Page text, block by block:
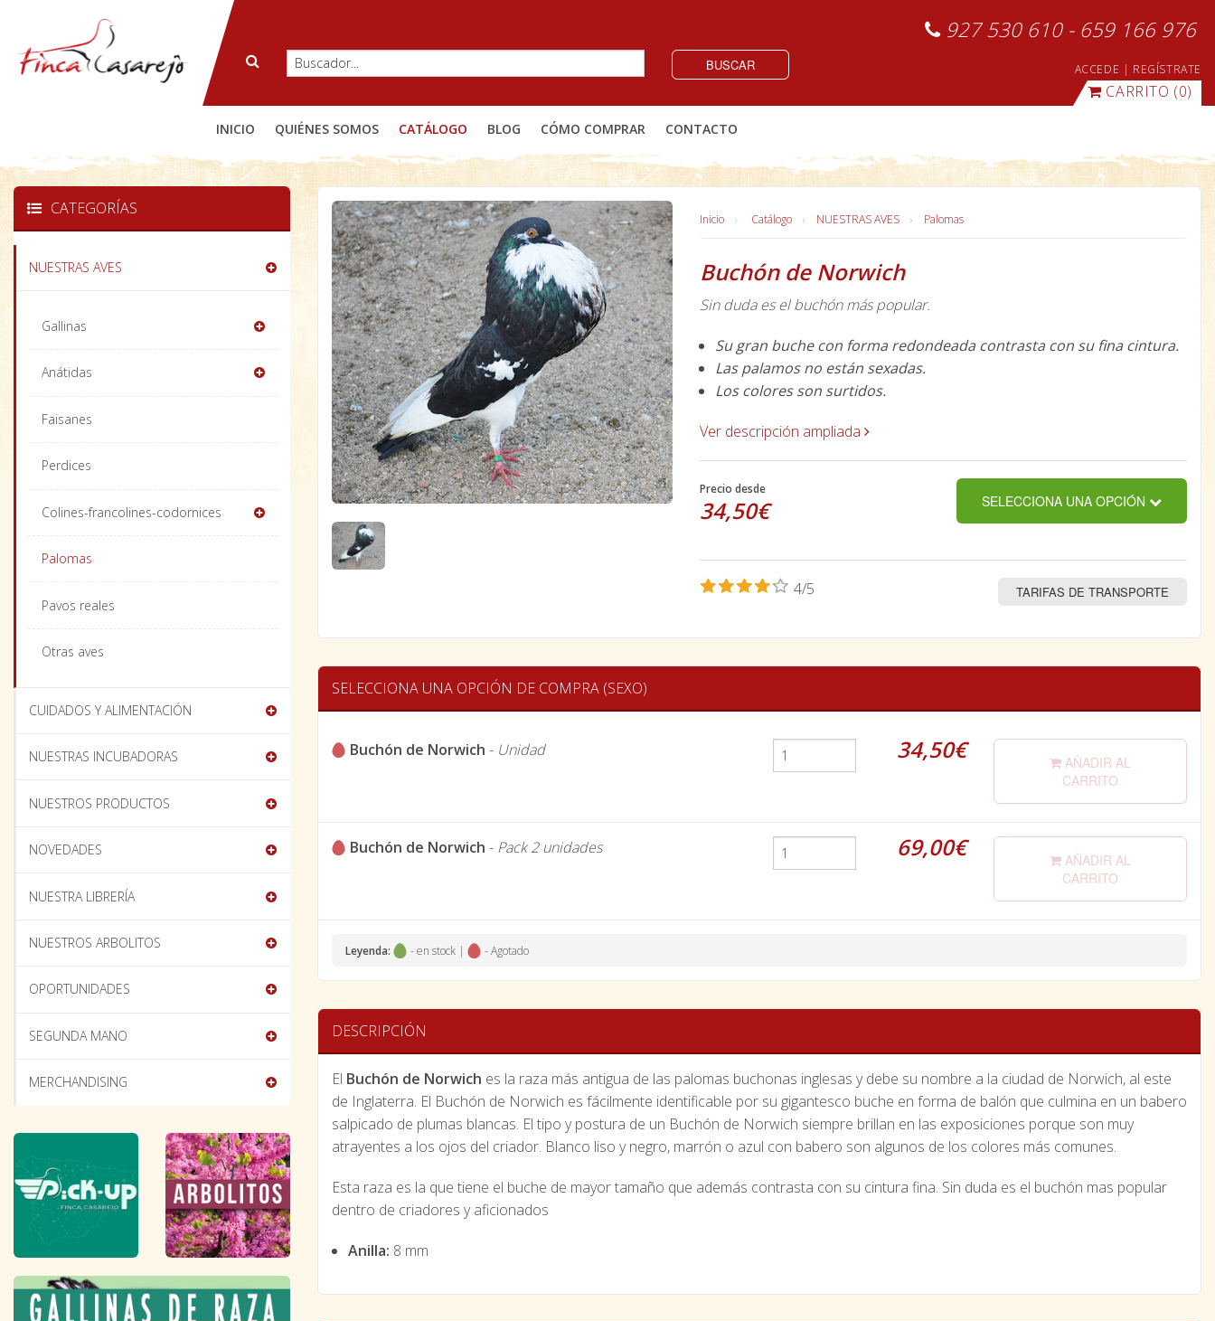
927 530 610 - 659 166 976
BUSCAR ACCEDE | REGÍSTRATE
CARRITO (0)
INICIO QUIÉNES SOMOS CATÁLOGO BLOG CÓMO COMPRAR CONTACTO
Inicio Catálogo NUESTRAS AVES Palomas
Buchón de Norwich
Sin duda es el buchón más popular.
Su gran buche con forma redondeada contrasta con su fina cintura.
Las palamos no están sexadas.
Los colores son surtidos.
Ver descripción ampliada
Precio desde
34,50€ SELECCIONA UNA OPCIÓN
4/5 TARIFAS DE TRANSPORTE
SELECCIONA UNA OPCIÓN DE COMPRA (SEXO)
Buchón de Norwich - Unidad 34,50€
AÑADIR AL
CARRITO
Buchón de Norwich - Pack 2 unidades 69,00€
AÑADIR AL
CARRITO
Leyenda: - en stock | - Agotado
DESCRIPCIÓN
El Buchón de Norwich es la raza más antigua de las palomas buchonas inglesas y debe su nombre a la ciudad de Norwich, al este
de Inglaterra. El Buchón de Norwich es fácilmente identificable por su gigantesco buche en forma de balón que culmina en un babero
salpicado de plumas blancas. El tipo y postura de un Buchón de Norwich siempre brillan en las exposiciones porque son muy
atrayentes a los ojos del criador. Blanco liso y negro, marrón o azul con babero son algunos de los colores más comunes.
Esta raza es la que tiene el buche de mayor tamaño que además contrasta con su cintura fina. Sin duda es el buchón mas popular
dentro de criadores y aficionados
Anilla: 8 mm
CATEGORÍAS
NUESTRAS AVES
Gallinas
Anátidas
Faisanes
Perdices
Colines-francolines-codornices
Palomas
Pavos reales
Otras aves
CUIDADOS Y ALIMENTACIÓN
NUESTRAS INCUBADORAS
NUESTROS PRODUCTOS
NOVEDADES
NUESTRA LIBRERÍA
NUESTROS ARBOLITOS
OPORTUNIDADES
SEGUNDA MANO
MERCHANDISING